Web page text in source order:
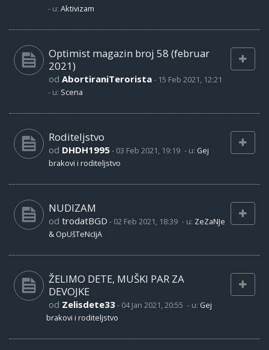
- u: Aktivizam
Optimist magazin broj 58 (februar
2021)
od AbortiraniTerorista- 15 Feb 2021, 12:21
- u: Scena
Roditeljstvo
od DHDH1995- 03 Feb 2021, 19:19 - u: Gej
brakovi i roditeljstvo
NUDIZAM
od trodatBGD - 02 Feb 2021, 18:39 - u: ZeZaNJe
& OpUšTeNcIjA
ŽELIMO DETE, MUŠKI PAR ZA
DEVOJKE
od Zelisdete33- 04 Jan 2021, 20:55 - u: Gej
brakovi i roditeljstvo